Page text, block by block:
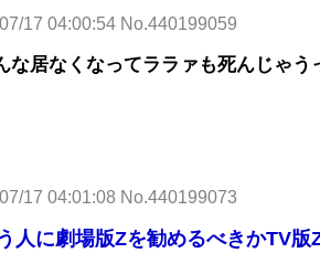
17 04:00:54 No.440199059
な居なくなってララァも死んじゃう
17 04:01:08 No.440199073
人に劇場版Zを勧めるべきかTV